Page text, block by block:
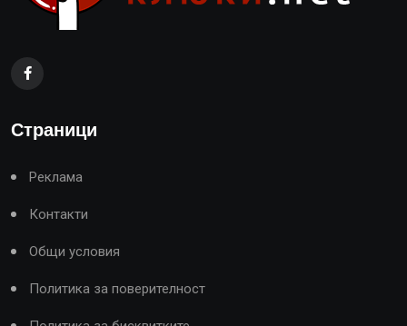
Страници
Реклама
Контакти
Общи условия
Политика за поверителност